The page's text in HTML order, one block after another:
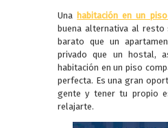
Una habitación en un
buena alternativa al
barato que un
privado que un hostal,
habitación en un piso
perfecta. Es una gran
gente y tener tu propio
relajarte.